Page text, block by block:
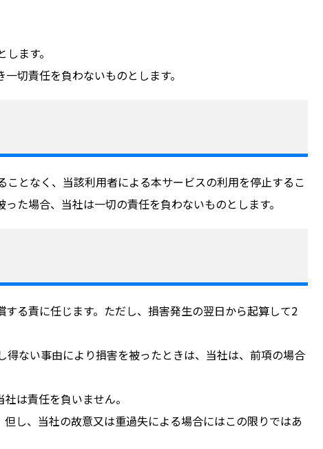
ます。
切責任を負わないものとします。
となく、当該利用者による本サービスの利用を停止するこ
た場合、当社は一切の責任を負わないものとします。
る責に任じます。ただし、損害発生の翌日から起算して2
ない事由により損害を被ったときは、当社は、前項の場合
は責任を負いません。
し、当社の故意又は重過失による場合にはこの限りではあ